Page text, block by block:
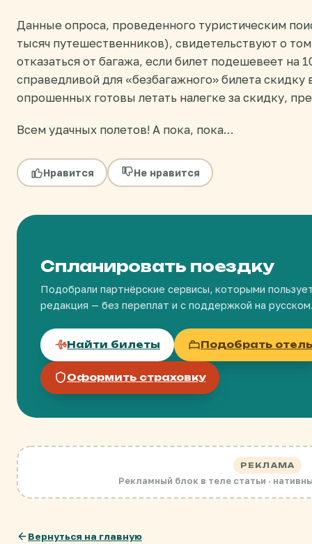
Данные опроса, проведенного туристическим
тысяч путешественников), свидетельствуют о
отказаться от багажа, если билет подешевеет на
справедливой для «безбагажного» билета скидку
опрошенных готовы летать налегке за скидку,
Всем удачных полетов! А пока, пока…
Нравится Не нравится
Спланировать поездку
Подобрали партнёрские сервисы, которыми
редакция — без переплат и с поддержкой на
Найти билеты Подобрать отель
Оформить страховку
РЕКЛАМА
Рекламный блок в теле статьи ·
Вернуться на главную